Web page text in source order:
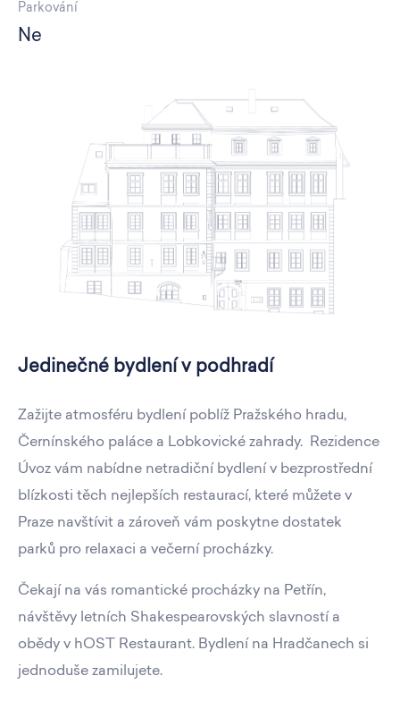
Parkování
Ne
Jedinečné bydlení v podhradí
Zažijte atmosféru bydlení poblíž Pražského hradu,
Černínského paláce a Lobkovické zahrady. Rezidence
Úvoz vám nabídne netradiční bydlení v bezprostřední
blízkosti těch nejlepších restaurací, které můžete v
Praze navštívit a zároveň vám poskytne dostatek
parků pro relaxaci a večerní procházky.
Čekají na vás romantické procházky na Petřín,
návštěvy letních Shakespearovských slavností a
obědy v hOST Restaurant. Bydlení na Hradčanech si
jednoduše zamilujete.